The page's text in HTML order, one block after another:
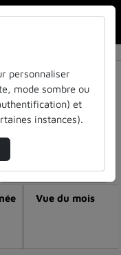
la vidéo
partie 1
Vue du mois
personnaliser
mode sombre ou
et
instances).